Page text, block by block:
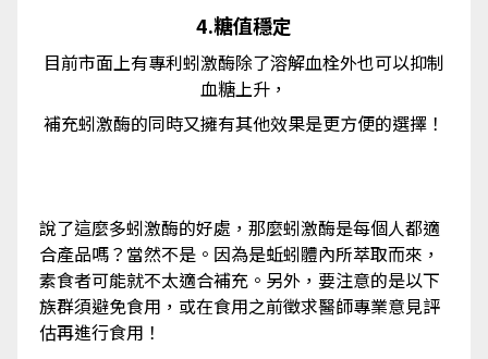
4.糖值穩定
目前市面上有專利蚓激酶除了溶解血栓外也可以抑制
血糖上升，
補充蚓激酶的同時又擁有其他效果是更方便的選擇！
說了這麼多蚓激酶的好處，那麼蚓激酶是每個人都適
合產品嗎？當然不是。因為是蚯蚓體內所萃取而來，
素食者可能就不太適合補充。另外，要注意的是以下
族群須避免食用，或在食用之前徵求醫師專業意見評
估再進行食用！